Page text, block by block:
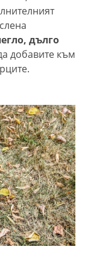
дълго
добавите към